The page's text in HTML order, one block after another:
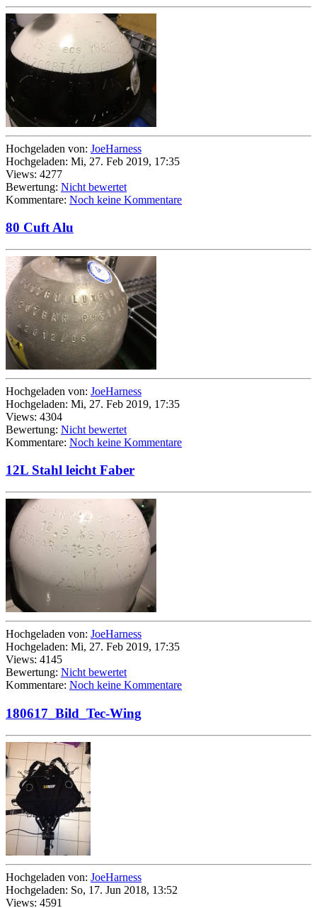
Hochgeladen von: JoeHarness
Hochgeladen: Mi, 27. Feb 2019, 17:35
Views: 4277
Bewertung: Nicht bewertet
Kommentare: Noch keine Kommentare
80 Cuft Alu
Hochgeladen von: JoeHarness
Hochgeladen: Mi, 27. Feb 2019, 17:35
Views: 4304
Bewertung: Nicht bewertet
Kommentare: Noch keine Kommentare
12L Stahl leicht Faber
Hochgeladen von: JoeHarness
Hochgeladen: Mi, 27. Feb 2019, 17:35
Views: 4145
Bewertung: Nicht bewertet
Kommentare: Noch keine Kommentare
180617_Bild_Tec-Wing
Hochgeladen von: JoeHarness
Hochgeladen: So, 17. Jun 2018, 13:52
Views: 4591